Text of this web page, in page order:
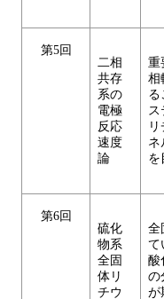
第5回
二相
共存
系の
電極
反応
速度
論
重
相
る
ネ
を
第6回
硫化
物系
全固
体リ
チウ
全
て
酸
の
が